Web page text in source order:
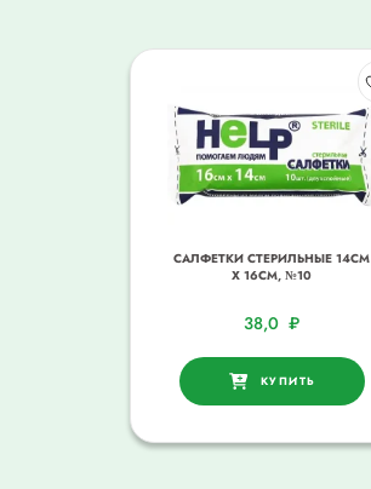
САЛФЕТКИ СТЕРИЛЬНЫЕ 14СМ
Х 16СМ, №10
38,0 ₽
КУПИТЬ